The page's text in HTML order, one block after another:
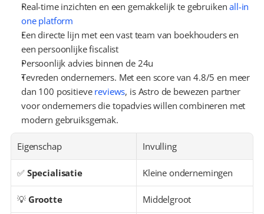
Real-time inzichten en een gemakkelijk te gebruiken all-in
one platform
Een directe lijn met een vast team van boekhouders en
een persoonlijke fiscalist
Persoonlijk advies binnen de 24u
Tevreden ondernemers. Met een score van 4.8/5 en meer
dan 100 positieve reviews, is Astro de bewezen partner
voor ondernemers die topadvies willen combineren met
modern gebruiksgemak.
Eigenschap Invulling
✅ Specialisatie Kleine ondernemingen
💡 Grootte Middelgroot